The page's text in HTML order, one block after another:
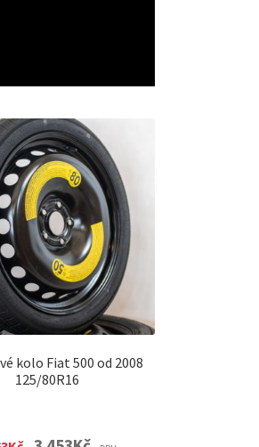
kolo Fiat 500 od 2008
125/80R16
Original
Current